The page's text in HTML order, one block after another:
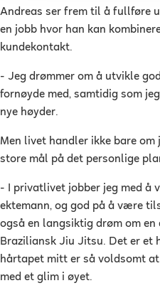
Andreas ser frem til å fullføre
en jobb hvor han kan
kundekontakt.
- Jeg drømmer om å utvikle
fornøyde med, samtidig som
nye høyder.
Men livet handler ikke bare
store mål på det personlige
- I privatlivet jobber jeg med å
ektemann, og god på å være
også en langsiktig drøm om en
Braziliansk Jiu Jitsu. Det er et
hårtapet mitt er så voldsomt
med et glim i øyet.